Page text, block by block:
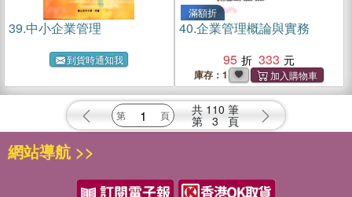
39.中小企業管理
到貨時通知我
滿額折
40.企業管理概論與實務
95
333
庫存：1
共 110 筆
第 3 頁
網站導航 >>